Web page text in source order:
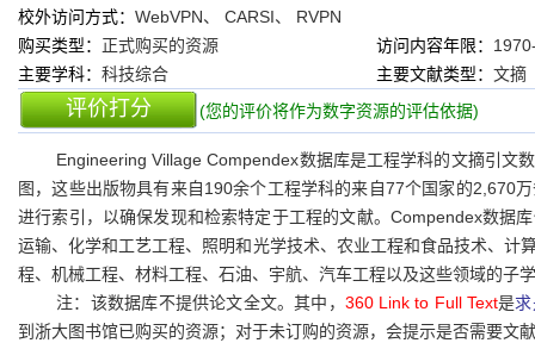
校外访问方式： WebVPN、 CARSI、 RVPN
购买类型： 正式购买的资源 访问内容年限：
主要学科： 科技综合 主要文献类型： 文摘
评价打分 (您的评价将作为数字资源的评估依据)
Engineering Village Compendex数据库是工程学科的文摘引文
图，这些出版物具有来自190余个工程学科的来自77个国家的2,670
进行索引，以确保发现和检索特定于工程的文献。Compendex数据
运输、化学和工艺工程、照明和光学技术、农业工程和食品技术、计
程、机械工程、材料工程、石油、宇航、汽车工程以及这些领域的子
注：该数据库不提供论文全文。其中， 360 Link to Full Text是
到浙大图书馆已购买的资源；对于未订购的资源，会提示是否需要文